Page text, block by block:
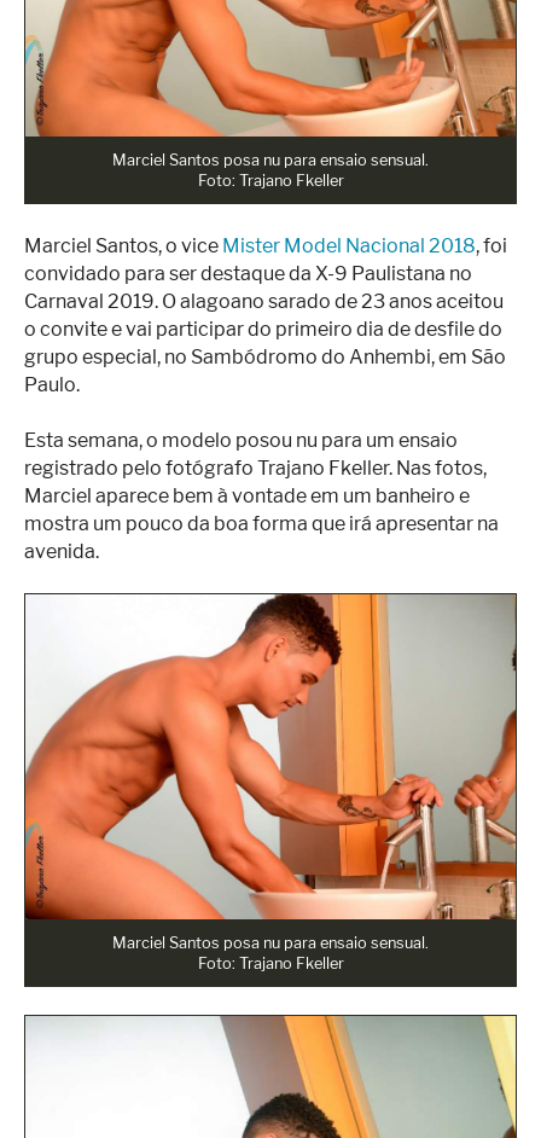
Fisiculturismo
Anabolizantes
Suplementação
Alimentação
Treino
Saúde
Ensaios
Moda
Praia
Contato
Marciel Santos posa nu para ensaio sensual.
Foto: Trajano Fkeller
Marciel Santos, o vice Mister Model Nacional 2018, foi
convidado para ser destaque da X-9 Paulistana no
Carnaval 2019. O alagoano sarado de 23 anos aceitou
o convite e vai participar do primeiro dia de desfile do
grupo especial, no Sambódromo do Anhembi, em São
Paulo.
Esta semana, o modelo posou nu para um ensaio
registrado pelo fotógrafo Trajano Fkeller. Nas fotos,
Marciel aparece bem à vontade em um banheiro e
mostra um pouco da boa forma que irá apresentar na
avenida.
Marciel Santos posa nu para ensaio sensual.
Foto: Trajano Fkeller